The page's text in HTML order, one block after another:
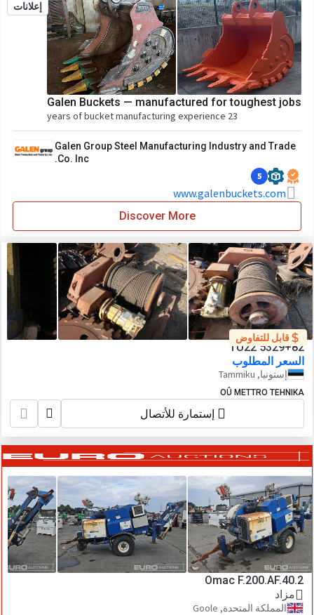
إعلانات
Galen Buckets — manufactured for toughest jobs
23 years of bucket manufacturing experience
Galen Group Steel Manufacturing Industry and Trade
Co. Inc.
5
www.galenbuckets.com
Discover More
قابل للتفاوض
TU22 5329+82
السعر المطلوب
إستونيا, Tammiku
OÛ METTRO TEHNIKA
إستمارة للأتصال
Omac F.200.AF.40.2
مزاد
المملكة المتحدة, Goole